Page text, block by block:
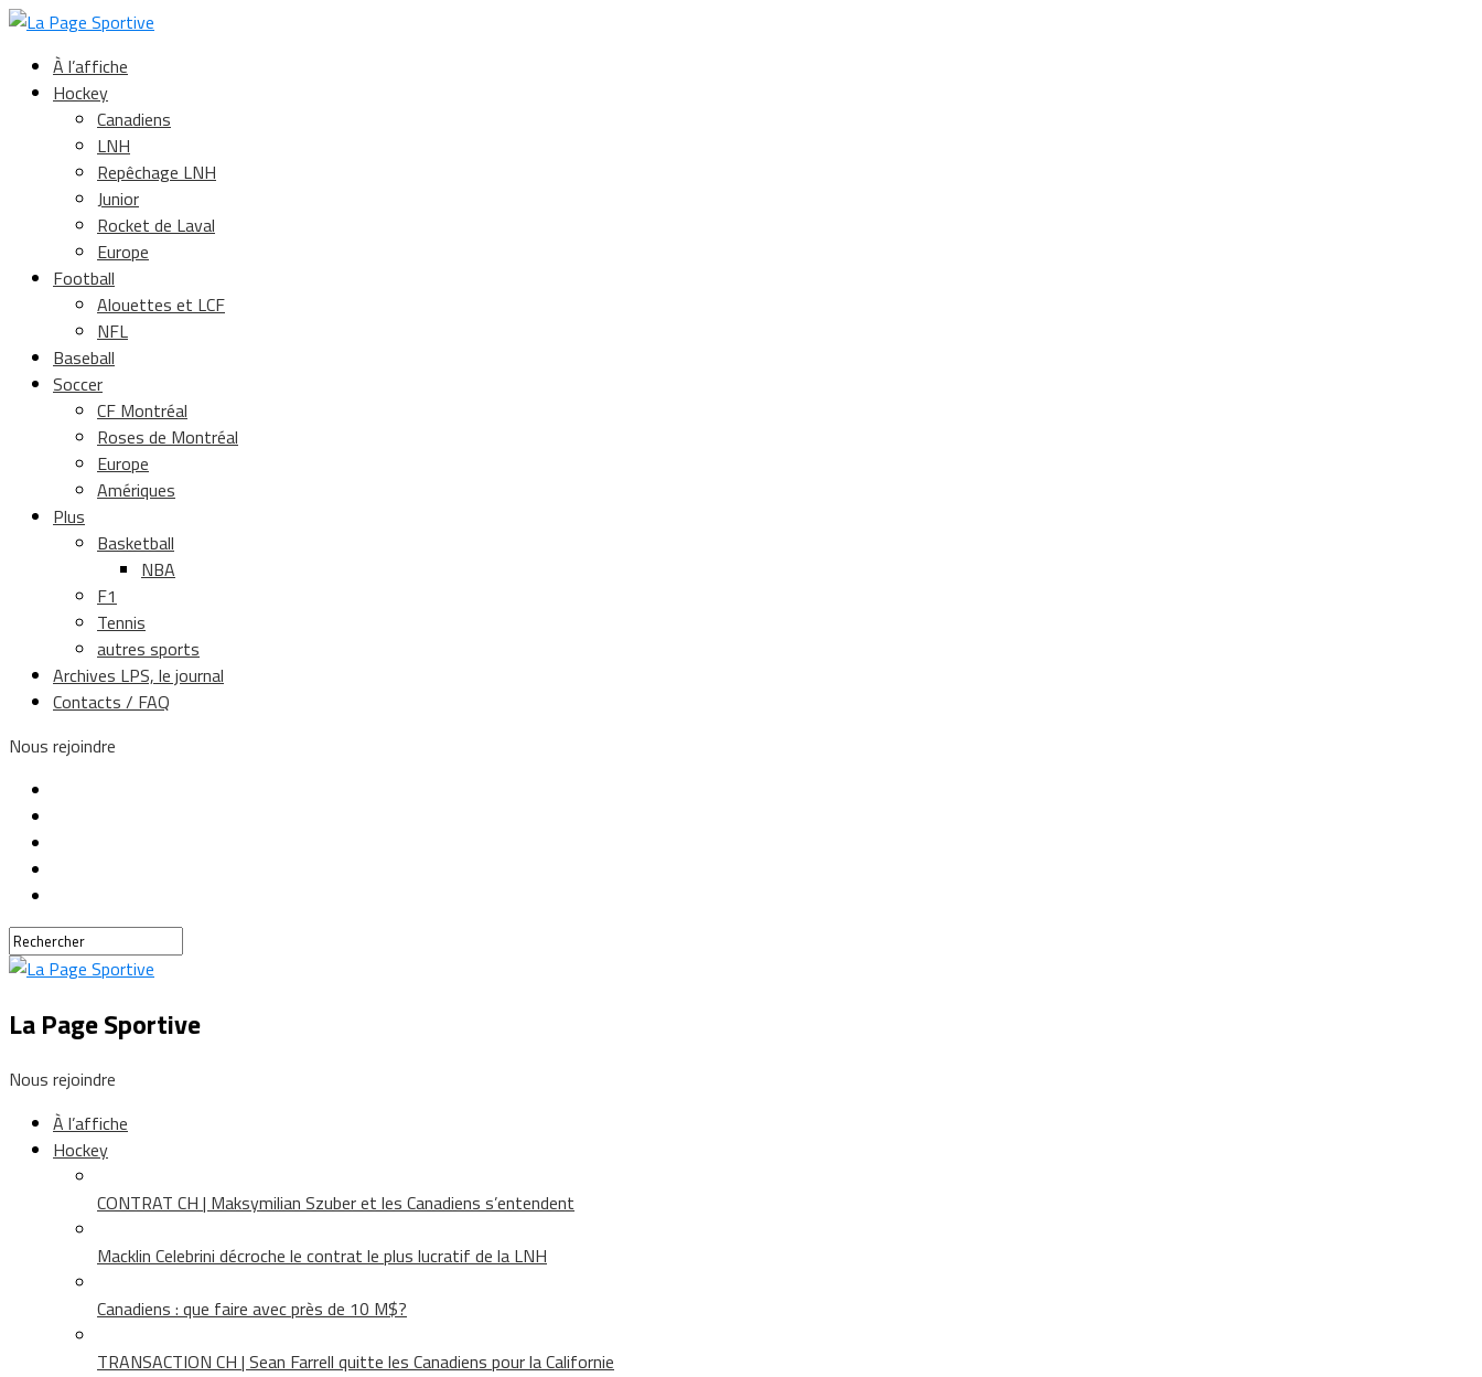
À l’affiche
Hockey
Canadiens
LNH
Repêchage LNH
Junior
Rocket de Laval
Europe
Football
Alouettes et LCF
NFL
Baseball
Soccer
CF Montréal
Roses de Montréal
Europe
Amériques
Plus
Basketball
NBA
F1
Tennis
autres sports
Archives LPS, le journal
Contacts / FAQ
Nous rejoindre
La Page Sportive
Nous rejoindre
À l’affiche
Hockey
CONTRAT CH | Maksymilian Szuber et les Canadiens s’entendent
Macklin Celebrini décroche le contrat le plus lucratif de la LNH
Canadiens : que faire avec près de 10 M$?
TRANSACTION CH | Sean Farrell quitte les Canadiens pour la Californie